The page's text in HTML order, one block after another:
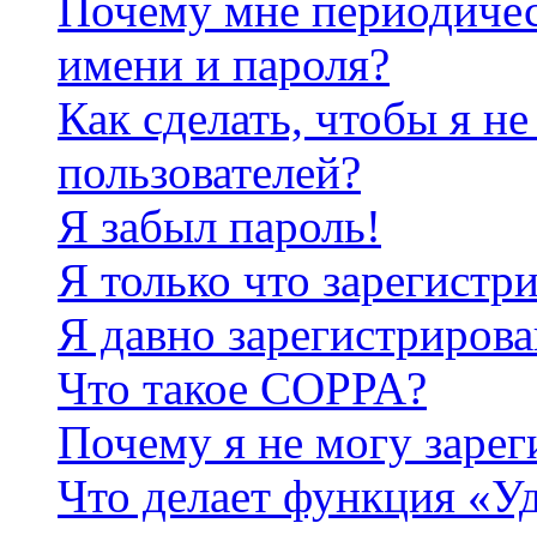
имени и пароля?
Как сделать, чтобы я
пользователей?
Я забыл пароль!
Я только что
Я давно
Что такое COPPA?
Почему я не могу
Что делает функция